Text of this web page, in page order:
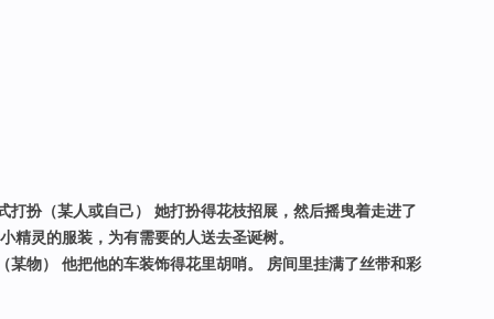
打扮（某人或自己） 她打扮得花枝招展，然后摇曳着走进了
精灵的服装，为有需要的人送去圣诞树。
某物） 他把他的车装饰得花里胡哨。 房间里挂满了丝带和彩